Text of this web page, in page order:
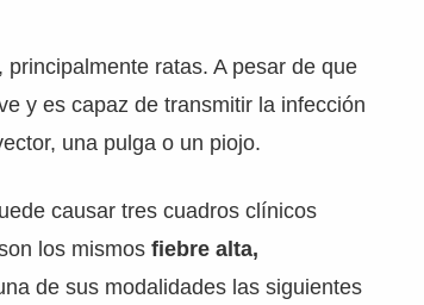
, principalmente ratas. A pesar de que
y es capaz de transmitir la infección
una pulga o un piojo.
causar tres cuadros clínicos
los mismosfiebre alta,
de sus modalidades las siguientes